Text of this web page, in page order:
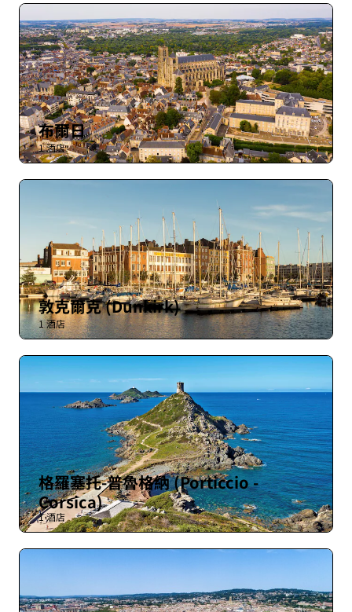
布爾日
1 酒店
敦克爾克 (Dunkirk)
1 酒店
格羅塞托-普魯格納 (Porticcio -
Corsica)
1 酒店